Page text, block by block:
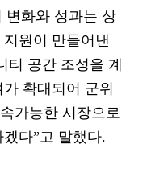
변화와 성과는 상
원이 만들어낸
티 공간 조성을 계
확대되어 군위
가능한 시장으로
다”고 말했다.